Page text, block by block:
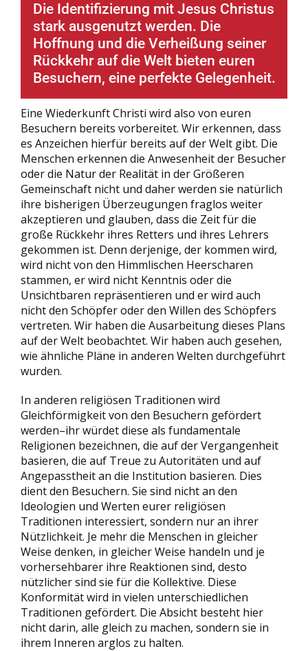
Die Identifizierung mit Jesus Christus
stark ausgenutzt werden. Die
Hoffnung und die Verheißung seiner
Rückkehr auf die Welt bieten euren
Besuchern, eine perfekte Gelegenheit.
Eine Wiederkunft Christi wird also von euren
Besuchern bereits vorbereitet. Wir erkennen, dass
es Anzeichen hierfür bereits auf der Welt gibt. Die
Menschen erkennen die Anwesenheit der Besucher
oder die Natur der Realität in der Größeren
Gemeinschaft nicht und daher werden sie natürlich
ihre bisherigen Überzeugungen fraglos weiter
akzeptieren und glauben, dass die Zeit für die
große Rückkehr ihres Retters und ihres Lehrers
gekommen ist. Denn derjenige, der kommen wird,
wird nicht von den Himmlischen Heerscharen
stammen, er wird nicht Kenntnis oder die
Unsichtbaren repräsentieren und er wird auch
nicht den Schöpfer oder den Willen des Schöpfers
vertreten. Wir haben die Ausarbeitung dieses Plans
auf der Welt beobachtet. Wir haben auch gesehen,
wie ähnliche Pläne in anderen Welten durchgeführt
wurden.
In anderen religiösen Traditionen wird
Gleichförmigkeit von den Besuchern gefördert
werden–ihr würdet diese als fundamentale
Religionen bezeichnen, die auf der Vergangenheit
basieren, die auf Treue zu Autoritäten und auf
Angepasstheit an die Institution basieren. Dies
dient den Besuchern. Sie sind nicht an den
Ideologien und Werten eurer religiösen
Traditionen interessiert, sondern nur an ihrer
Nützlichkeit. Je mehr die Menschen in gleicher
Weise denken, in gleicher Weise handeln und je
vorhersehbarer ihre Reaktionen sind, desto
nützlicher sind sie für die Kollektive. Diese
Konformität wird in vielen unterschiedlichen
Traditionen gefördert. Die Absicht besteht hier
nicht darin, alle gleich zu machen, sondern sie in
ihrem Inneren arglos zu halten.